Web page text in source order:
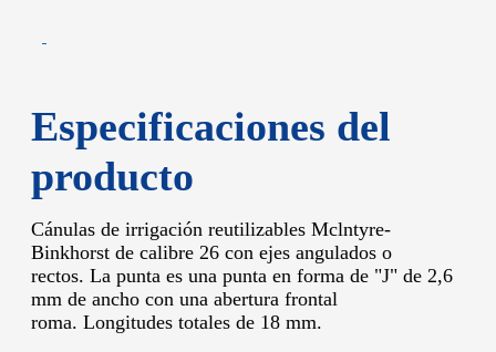
Especificaciones del
producto
Cánulas de irrigación reutilizables Mclntyre-
Binkhorst de calibre 26 con ejes angulados o
rectos. La punta es una punta en forma de "J" de 2,6
mm de ancho con una abertura frontal
roma. Longitudes totales de 18 mm.